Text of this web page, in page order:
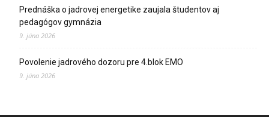
Prednáška o jadrovej energetike zaujala študentov aj
pedagógov gymnázia
9. júna 2026
Povolenie jadrového dozoru pre 4.blok EMO
9. júna 2026